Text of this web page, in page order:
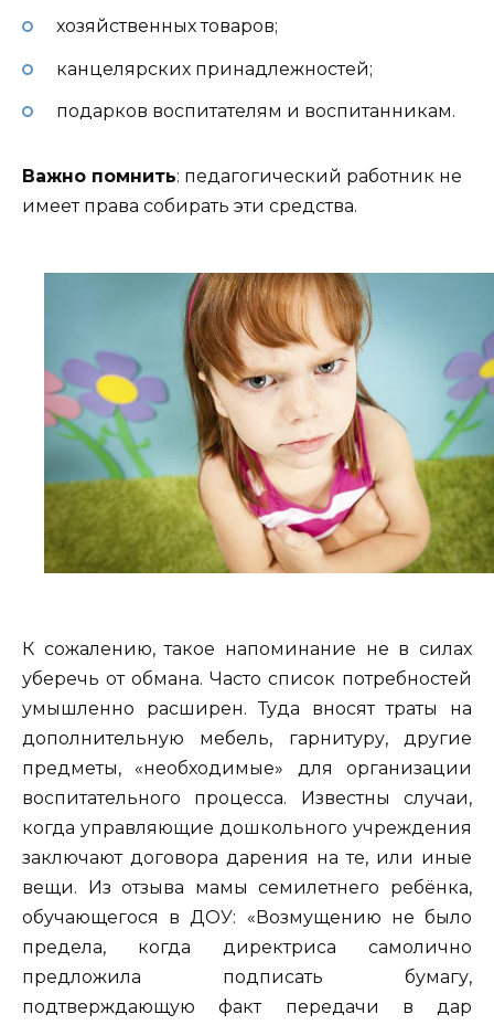
хозяйственных товаров;
канцелярских принадлежностей;
подарков воспитателям и воспитанникам.
Важно помнить: педагогический работник не
имеет права собирать эти средства.
К сожалению, такое напоминание не в силах
уберечь от обмана. Часто список потребностей
умышленно расширен. Туда вносят траты на
дополнительную мебель, гарнитуру, другие
предметы, «необходимые» для организации
воспитательного процесса. Известны случаи,
когда управляющие дошкольного учреждения
заключают договора дарения на те, или иные
вещи. Из отзыва мамы семилетнего ребёнка,
обучающегося в ДОУ: «Возмущению не было
предела, когда директриса самолично
предложила подписать бумагу,
подтверждающую факт передачи в дар